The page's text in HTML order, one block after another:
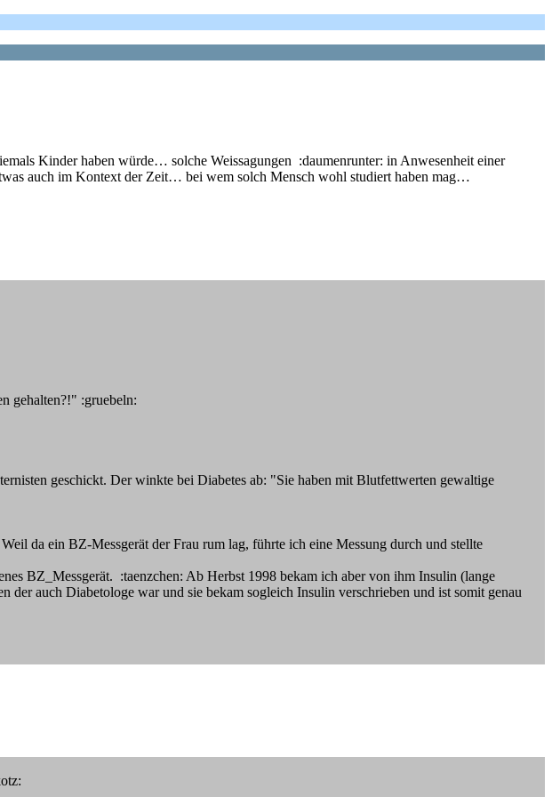
Kinder haben würde… solche Weissagungen :daumenrunter: in Anwesenheit einer
auch im Kontext der Zeit… bei wem solch Mensch wohl studiert haben mag…
gehalten?!" :gruebeln:
geschickt. Der winkte bei Diabetes ab: "Sie haben mit Blutfettwerten gewaltige
da ein BZ-Messgerät der Frau rum lag, führte ich eine Messung durch und stellte
BZ_Messgerät. :taenzchen: Ab Herbst 1998 bekam ich aber von ihm Insulin (lange
auch Diabetologe war und sie bekam sogleich Insulin verschrieben und ist somit genau